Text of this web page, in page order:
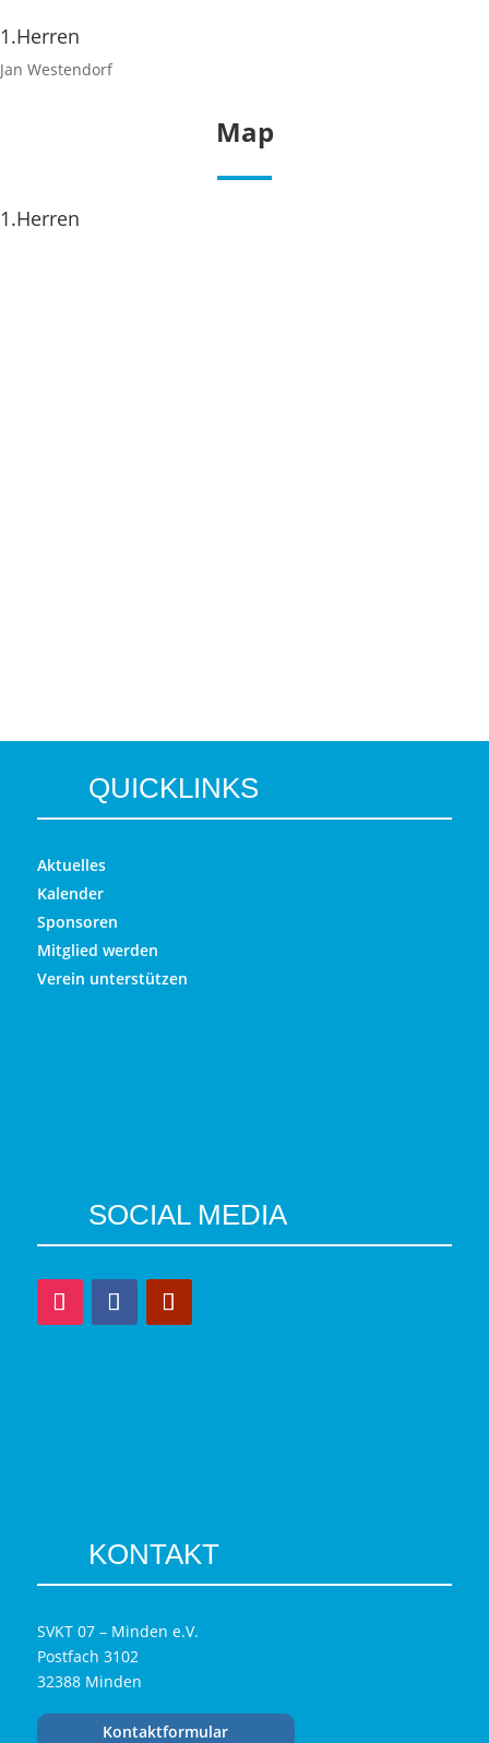
1.Herren
Jan Westendorf
Map
1.Herren
QUICKLINKS
Aktuelles
Kalender
Sponsoren
Mitglied werden
Verein unterstützen
SOCIAL MEDIA
KONTAKT
SVKT 07 – Minden e.V.
Postfach 3102
32388 Minden
Kontaktformular